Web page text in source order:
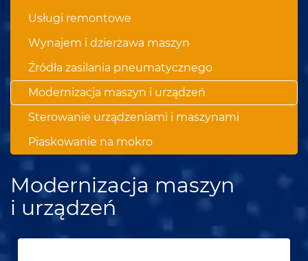
Usługi remontowe
Wynajem i dzierżawa maszyn
Źródła zasilania pneumatycznego
Modernizacja maszyn i urządzeń
Sterowanie urządzeniami i maszynami
Piaskowanie na mokro
Modernizacja maszyn
i urządzeń